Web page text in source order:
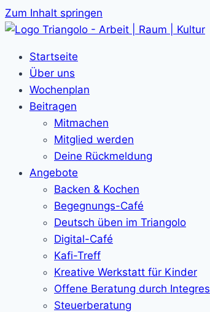
Zum Inhalt springen
Startseite
Über uns
Wochenplan
Beitragen
Mitmachen
Mitglied werden
Deine Rückmeldung
Angebote
Backen & Kochen
Begegnungs-Café
Deutsch üben im Triangolo
Digital-Café
Kafi-Treff
Kreative Werkstatt für Kinder
Offene Beratung durch Integres
Steuerberatung